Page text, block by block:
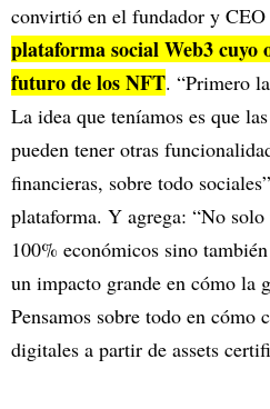
convirtió en el fundador y CEO
plataforma social Web3 cuyo
futuro de los NFT. “Primero
La idea que teníamos es que
pueden tener otras
financieras, sobre todo
plataforma. Y agrega: “No solo
100% económicos sino
un impacto grande en cómo la
Pensamos sobre todo en cómo
digitales a partir de assets